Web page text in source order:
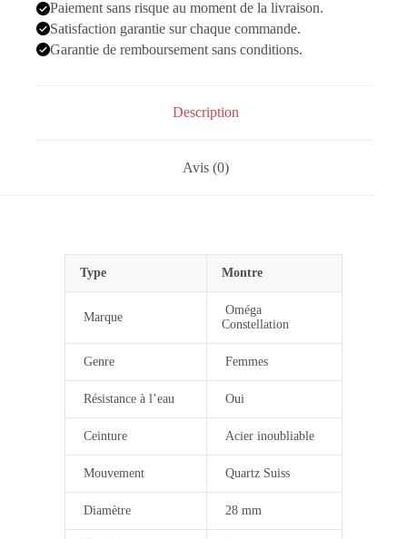
Paiement sans risque au moment de la livraison.
Satisfaction garantie sur chaque commande.
Garantie de remboursement sans conditions.
Description
Avis (0)
Type Montre
Marque
Oméga
Constellation
Genre Femmes
Résistance à l’eau Oui
Ceinture Acier inoubliable
Mouvement Quartz Suiss
Diamètre 28 mm